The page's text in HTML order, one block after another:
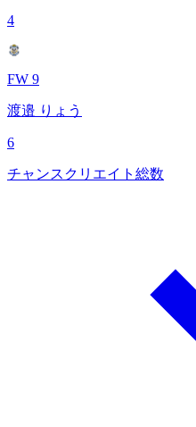
4
FW 9
渡邉 りょう
6
チャンスクリエイト総数